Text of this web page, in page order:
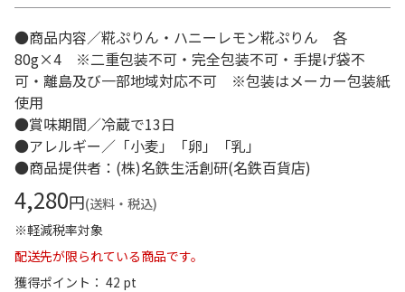
●商品内容／糀ぷりん・ハニーレモン糀ぷりん 各
80g×4 ※二重包装不可・完全包装不可・手提げ袋不
可・離島及び一部地域対応不可 ※包装はメーカー包装紙
使用
●賞味期間／冷蔵で13日
●アレルギー／「小麦」「卵」「乳」
●商品提供者：(株)名鉄生活創研(名鉄百貨店)
4,280円(送料・税込)
※軽減税率対象
配送先が限られている商品です。
獲得ポイント： 42 pt